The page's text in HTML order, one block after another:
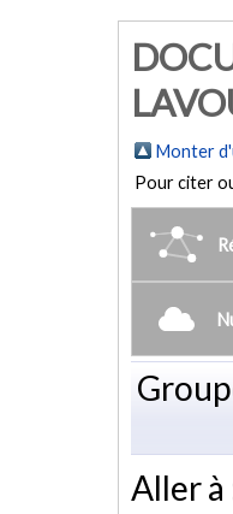
Monter
Pour citer
Aller à